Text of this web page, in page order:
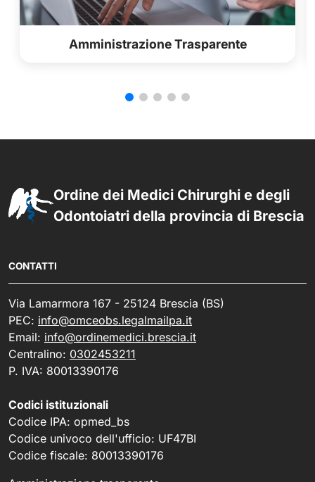
Amministrazione Trasparente
Ordine dei Medici Chirurghi e degli
Odontoiatri della provincia di Brescia
CONTATTI
Via Lamarmora 167 - 25124 Brescia (BS)
PEC: info@omceobs.legalmailpa.it
Email: info@ordinemedici.brescia.it
Centralino: 0302453211
P. IVA: 80013390176
Codici istituzionali
Codice IPA: opmed_bs
Codice univoco dell'ufficio: UF47BI
Codice fiscale: 80013390176